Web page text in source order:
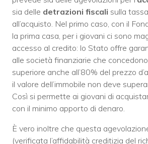
sia delle detrazioni fiscali sulla
all’acquisto. Nel primo caso, con il
la prima casa, per i giovani ci sono
accesso al credito: lo Stato offre
alle società finanziarie che
superiore anche all’80% del prezzo
il valore dell’immobile non deve
Così si permette ai giovani di
con il minimo apporto di denaro.
È vero inoltre che questa
(verificata l’affidabilità creditizia del